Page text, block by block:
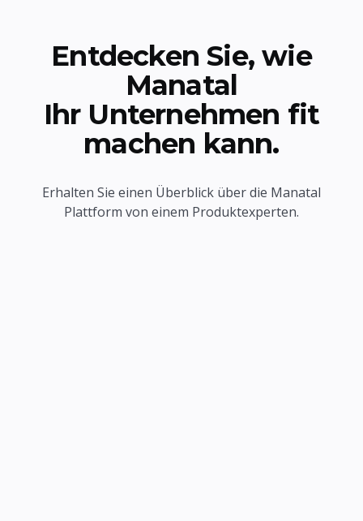
Entdecken Sie, wie
Manatal
Ihr Unternehmen fit
machen kann.
Erhalten Sie einen Überblick über die Manatal
Plattform von einem Produktexperten.